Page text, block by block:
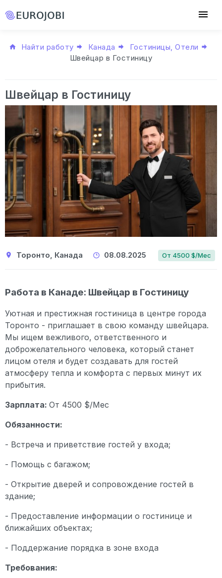
Найти работу Канада
Гостиницы, Отели
Швейцар в Гостиницу
Швейцар в Гостиницу
Торонто, Канада 08.08.2025 От 4500 $/Мес
Работа в Канаде: Швейцар в Гостиницу
Уютная и престижная гостиница в центре города
Торонто - приглашает в свою команду швейцара.
Мы ищем вежливого, ответственного и
доброжелательного человека, который станет
лицом отеля и будет создавать для гостей
атмосферу тепла и комфорта с первых минут их
прибытия.
Зарплата: От 4500 $/Мес
Обязанности:
- Встреча и приветствие гостей у входа;
- Помощь с багажом;
- Открытие дверей и сопровождение гостей в
здание;
- Предоставление информации о гостинице и
ближайших объектах;
- Поддержание порядка в зоне входа
Требования: